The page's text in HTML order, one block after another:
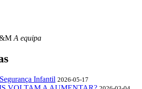
A equipa
Infantil 2026-05-17